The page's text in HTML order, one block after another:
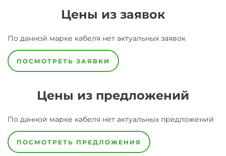
Цены из заявок
По данной марке кабеля нет актуальных заявок
ПОСМОТРЕТЬ ЗАЯВКИ
Цены из предложений
По данной марке кабеля нет актуальных предложений
ПОСМОТРЕТЬ ПРЕДЛОЖЕНИЯ